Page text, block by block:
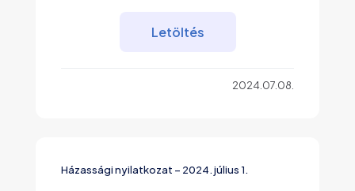
Letöltés
2024.07.08.
Házassági nyilatkozat – 2024. július 1.